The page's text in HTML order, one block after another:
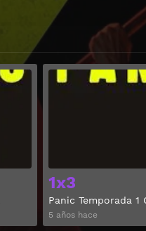
Ver
1x3
Panic Temporada 1
5 años hace